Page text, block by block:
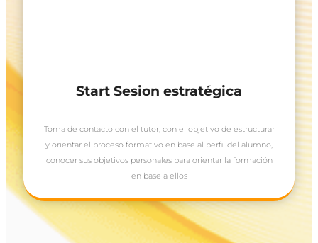
Start Sesion estratégica
Toma de contacto con el tutor, con el objetivo de estructurar
y orientar el proceso formativo en base al perfil del alumno,
conocer sus objetivos personales para orientar la formación
en base a ellos